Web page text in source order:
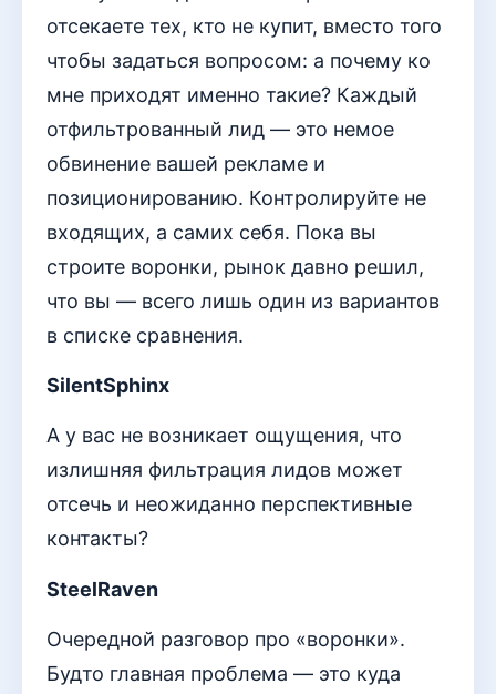
отсекаете тех, кто не купит, вместо того
чтобы задаться вопросом: а почему ко
мне приходят именно такие? Каждый
отфильтрованный лид — это немое
обвинение вашей рекламе и
позиционированию. Контролируйте не
входящих, а самих себя. Пока вы
строите воронки, рынок давно решил,
что вы — всего лишь один из вариантов
в списке сравнения.
SilentSphinx
А у вас не возникает ощущения, что
излишняя фильтрация лидов может
отсечь и неожиданно перспективные
контакты?
SteelRaven
Очередной разговор про «воронки».
Будто главная проблема — это куда